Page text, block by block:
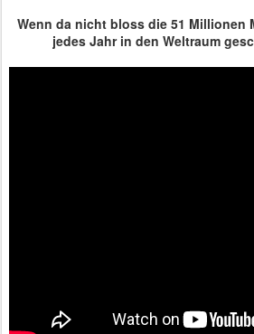
Wenn da nicht bloss die 51 Millionen
jedes Jahr in den Weltraum